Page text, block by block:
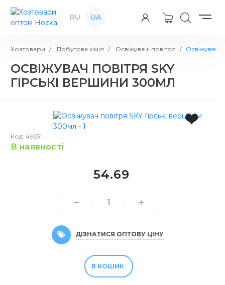
RU UA
Хозтовари Побутова хімія Освіжувачі повітря Освіжувач
ОСВІЖУВАЧ ПОВІТРЯ SKY
ГІРСЬКІ ВЕРШИНИ 300МЛ
Код: 49251
в наявності
54.69
ДІЗНАТИСЯ ОПТОВУ ЦІНУ
В КОШИК